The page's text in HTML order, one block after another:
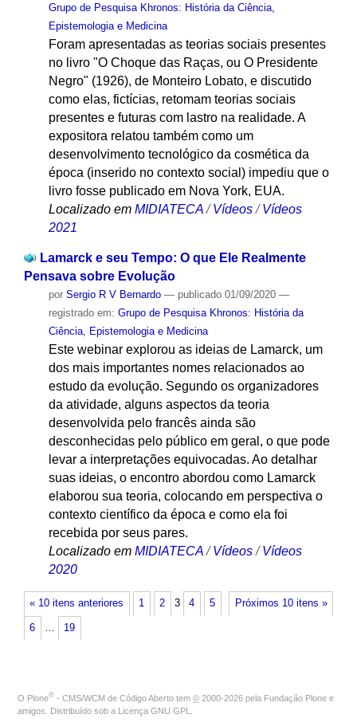
Grupo de Pesquisa Khronos: História da Ciência,
Epistemologia e Medicina
Foram apresentadas as teorias sociais presentes
no livro "O Choque das Raças, ou O Presidente
Negro" (1926), de Monteiro Lobato, e discutido
como elas, fictícias, retomam teorias sociais
presentes e futuras com lastro na realidade. A
expositora relatou também como um
desenvolvimento tecnológico da cosmética da
época (inserido no contexto social) impediu que o
livro fosse publicado em Nova York, EUA.
Localizado em MIDIATECA /Vídeos /Vídeos
2021
Lamarck e seu Tempo: O que Ele Realmente
Pensava sobre Evolução
por Sergio R V Bernardo — publicado01/09/2020 —
registrado em: Grupo de Pesquisa Khronos: História da
Ciência, Epistemologia e Medicina
Este webinar explorou as ideias de Lamarck, um
dos mais importantes nomes relacionados ao
estudo da evolução. Segundo os organizadores
da atividade, alguns aspectos da teoria
desenvolvida pelo francês ainda são
desconhecidas pelo público em geral, o que pode
levar a interpretações equivocadas. Ao detalhar
suas ideias, o encontro abordou como Lamarck
elaborou sua teoria, colocando em perspectiva o
contexto científico da época e como ela foi
recebida por seus pares.
Localizado em MIDIATECA /Vídeos /Vídeos
2020
« 10 itens anteriores Próximos 10 itens »
1 2 3 4 5
6 … 19
O Plone® - CMS/WCM de Código Aberto tem © 2000-2026 pela Fundação Plone e
amigos. Distribuído sob a Licença GNU GPL